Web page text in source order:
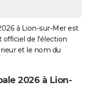
à Lion-sur-Mer est
officiel de l'élection
et le nom du
2026 à Lion-